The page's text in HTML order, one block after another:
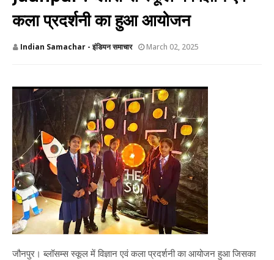
कला प्रदर्शनी का हुआ आयोजन
Indian Samachar - इंडियन समाचार March 02, 2025
जौनपुर। ब्लॉसम्स स्कूल में विज्ञान एवं कला प्रदर्शनी का आयोजन हुआ जिसका